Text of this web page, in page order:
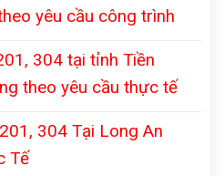
yêu cầu công trình
304 tại tỉnh Tiền
theo yêu cầu thực tế
304 Tại Long An
Tế